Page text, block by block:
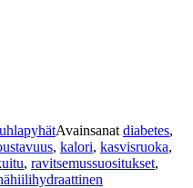
Avainsanat diabetes,
, kalori, kasvisruoka,
, ravitsemussuositukset,